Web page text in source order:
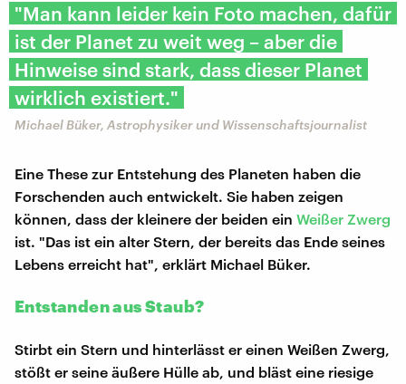
"Man kann leider kein Foto machen, dafür
ist der Planet zu weit weg – aber die
Hinweise sind stark, dass dieser Planet
wirklich existiert."
Michael Büker, Astrophysiker und Wissenschaftsjournalist
Eine These zur Entstehung des Planeten haben die
Forschenden auch entwickelt. Sie haben zeigen
können, dass der kleinere der beiden ein Weißer Zwerg
ist. "Das ist ein alter Stern, der bereits das Ende seines
Lebens erreicht hat", erklärt Michael Büker.
Entstanden aus Staub?
Stirbt ein Stern und hinterlässt er einen Weißen Zwerg,
stößt er seine äußere Hülle ab, und bläst eine riesige